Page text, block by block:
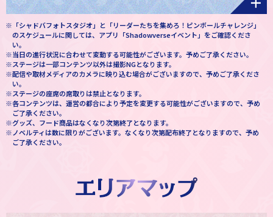
※「シャドバフォトスタジオ」と「リーダーたちを集めろ！ピンボールチャレンジ」
のスケジュールに関しては、アプリ「Shadowverseイベント」をご確認くださ
い。
※当日の進行状況に合わせて変動する可能性がございます。予めご了承ください。
※ステージは一部コンテンツ以外は撮影NGとなります。
※配信や取材メディアのカメラに映り込む場合がございますので、予めご了承くださ
い。
※ステージの座席の席取りは禁止となります。
※各コンテンツは、運営の都合により予定を変更する可能性がございますので、予め
ご了承ください。
※グッズ、フード商品はなくなり次第終了となります。
※ノベルティは数に限りがございます。なくなり次第配布終了となりますので、予め
ご了承ください。